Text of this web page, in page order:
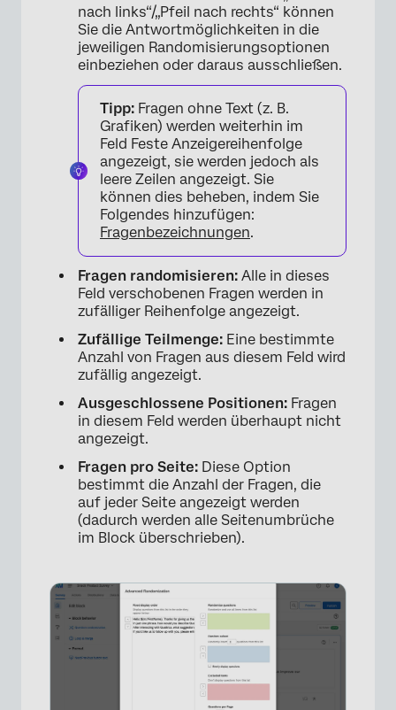
×
nach links“/„Pfeil nach rechts“ können
Sie die Antwortmöglichkeiten in die
jeweiligen Randomisierungsoptionen
einbeziehen oder daraus ausschließen.
Tipp: Fragen ohne Text (z. B.
Grafiken) werden weiterhin im
Feld Feste Anzeigereihenfolge
angezeigt, sie werden jedoch als
leere Zeilen angezeigt. Sie
können dies beheben, indem Sie
Folgendes hinzufügen:
Fragenbezeichnungen.
Fragen randomisieren: Alle in dieses
Feld verschobenen Fragen werden in
zufälliger Reihenfolge angezeigt.
Zufällige Teilmenge: Eine bestimmte
Anzahl von Fragen aus diesem Feld wird
zufällig angezeigt.
Ausgeschlossene Positionen: Fragen
in diesem Feld werden überhaupt nicht
angezeigt.
Fragen pro Seite: Diese Option
bestimmt die Anzahl der Fragen, die
auf jeder Seite angezeigt werden
(dadurch werden alle Seitenumbrüche
im Block überschrieben).